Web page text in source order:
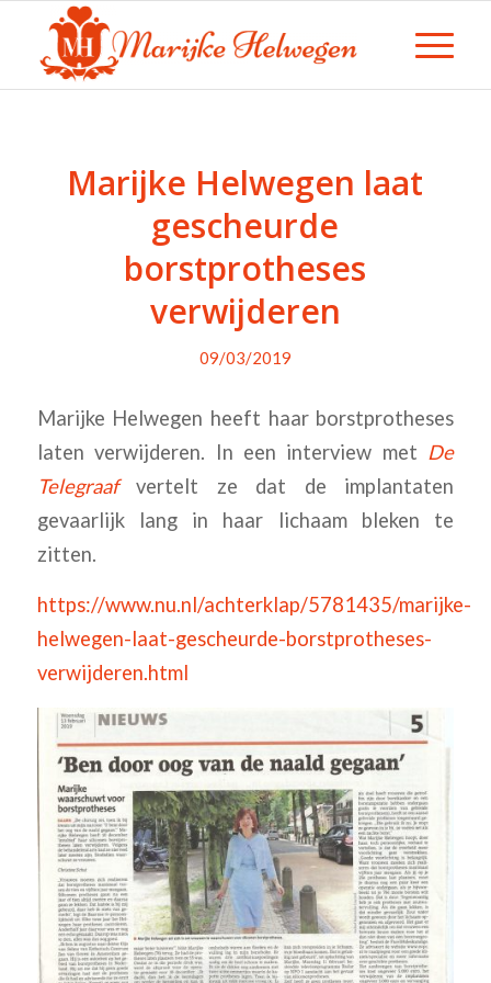
Marijke Helwegen laat
gescheurde
borstprotheses
verwijderen
09/03/2019
Marijke Helwegen heeft haar borstprotheses
laten verwijderen. In een interview met De
Telegraafvertelt ze dat de implantaten
gevaarlijk lang in haar lichaam bleken te
zitten.
https://www.nu.nl/achterklap/5781435/marijke-
helwegen-laat-gescheurde-borstprotheses-
verwijderen.html